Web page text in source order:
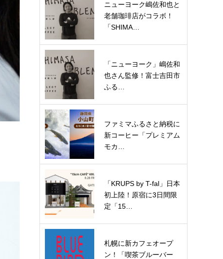
ニューヨーク嶋佐和也と
老舗珈琲店がコラボ！
「SHIMA…
「ニューヨーク」嶋佐和
也さん監修！富士吉田市
ふる…
ファミマふるさと納税に
新コーヒー「プレミアム
モカ…
「KRUPS by T-fal」日本
初上陸！原宿に3日間限
定「15…
札幌に新カフェオープ
ン！「喫茶ブルーバー